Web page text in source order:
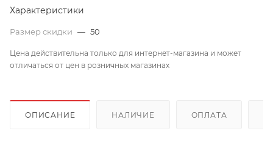
Характеристики
Размер скидки — 50
Цена действительна только для интернет-магазина и может
отличаться от цен в розничных магазинах
ОПИСАНИЕ НАЛИЧИЕ ОПЛАТА